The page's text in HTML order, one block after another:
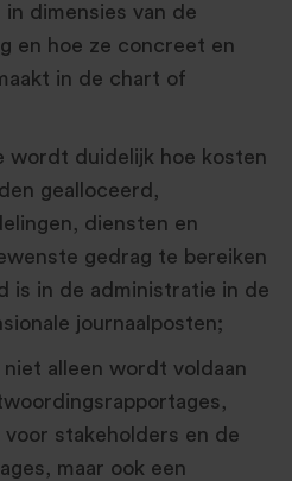
dimensies van de
en hoe ze concreet en
in de chart of
wordt duidelijk hoe kosten
gealloceerd,
diensten en
gedrag te bereiken
is in de administratie in de
journaalposten;
alleen wordt voldaan
stakeholders en de
maar ook een